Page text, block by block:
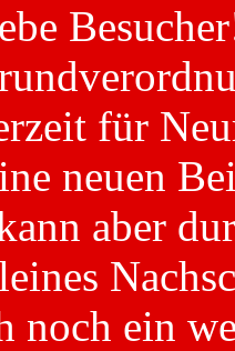
für
neuen
aber
noch ein